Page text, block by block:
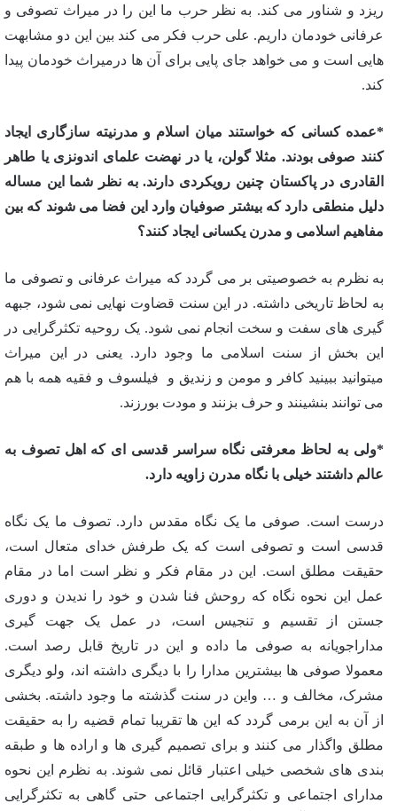
ریزد و شناور می کند. به نظر حرب ما این را در میراث تصوفی و
عرفانی خودمان داریم. علی حرب فکر می کند بین این دو مشابهت
هایی است و می خواهد جای پایی برای آن ها درمیراث خودمان پیدا
کند.
*عمده کسانی که خواستند میان اسلام و مدرنیته سازگاری ایجاد
کنند صوفی بودند. مثلا گولن، یا در نهضت علمای اندونزی یا طاهر
القادری در پاکستان چنین رویکردی دارند. به نظر شما این مساله
دلیل منطقی دارد که بیشتر صوفیان وارد این فضا می شوند که بین
مفاهیم اسلامی و مدرن یکسانی ایجاد کنند؟
به نظرم به خصوصیتی بر می گردد که میراث عرفانی و تصوفی ما
به لحاظ تاریخی داشته. در این سنت قضاوت نهایی نمی شود، جبهه
گیری های سفت و سخت انجام نمی شود. یک روحیه تکثرگرایی در
این بخش از سنت اسلامی ما وجود دارد. یعنی در این میراث
میتوانید ببینید کافر و مومن و زندیق و فیلسوف و فقیه همه با هم
می توانند بنشینند و حرف بزنند و مودت بورزند.
*ولی به لحاظ معرفتی نگاه سراسر قدسی ای که اهل تصوف به
عالم داشتند خیلی با نگاه مدرن زاویه دارد.
درست است. صوفی ما یک نگاه مقدس دارد. تصوف ما یک نگاه
قدسی است و تصوفی است که یک طرفش خدای متعال است،
حقیقت مطلق است. این در مقام فکر و نظر است اما در مقام
عمل این نحوه نگاه که روحش فنا شدن و خود را ندیدن و دوری
جستن از تقسیم و تنجیس است، در عمل یک جهت گیری
مداراجویانه به صوفی ما داده و این در تاریخ قابل رصد است.
معمولا صوفی ها بیشترین مدارا را با دیگری داشته اند، ولو دیگری
مشرک، مخالف و … واین در سنت گذشته ما وجود داشته. بخشی
از آن به این برمی گردد که این ها تقریبا تمام قضیه را به حقیقت
مطلق واگذار می کنند و برای تصمیم گیری ها و اراده ها و طبقه
بندی های شخصی خیلی اعتبار قائل نمی شوند. به نظرم این نحوه
مدارای اجتماعی و تکثرگرایی اجتماعی حتی گاهی به تکثرگرایی